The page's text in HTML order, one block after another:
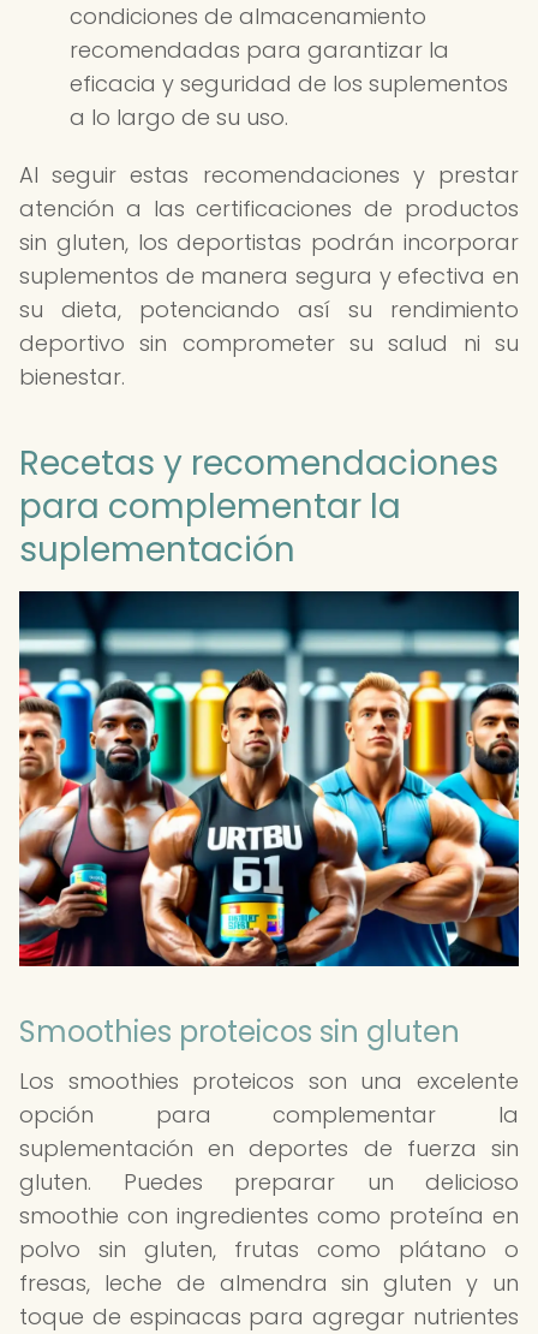
condiciones de almacenamiento
recomendadas para garantizar la
eficacia y seguridad de los suplementos
a lo largo de su uso.
Al seguir estas recomendaciones y prestar
atención a las certificaciones de productos
sin gluten, los deportistas podrán incorporar
suplementos de manera segura y efectiva en
su dieta, potenciando así su rendimiento
deportivo sin comprometer su salud ni su
bienestar.
Recetas y recomendaciones
para complementar la
suplementación
Smoothies proteicos sin gluten
Los smoothies proteicos son una excelente
opción para complementar la
suplementación en deportes de fuerza sin
gluten. Puedes preparar un delicioso
smoothie con ingredientes como proteína en
polvo sin gluten, frutas como plátano o
fresas, leche de almendra sin gluten y un
toque de espinacas para agregar nutrientes